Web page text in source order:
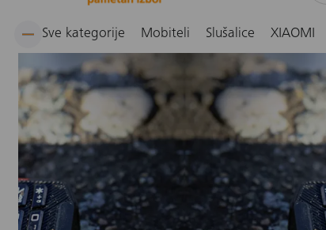
Sve kategorije Mobiteli Slušalice XIAOMI